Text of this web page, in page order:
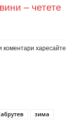
– четете
харесайте
зима